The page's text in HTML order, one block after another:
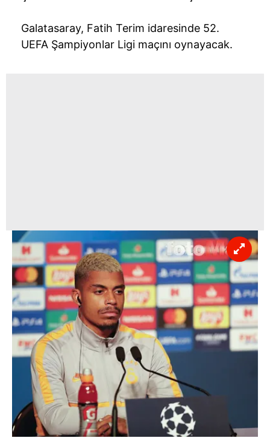
Galatasaray, Fatih Terim idaresinde 52.
UEFA Şampiyonlar Ligi maçını oynayacak.